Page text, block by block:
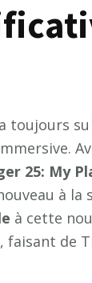
a toujours
er 25: My Pl
à la
e à cette
de